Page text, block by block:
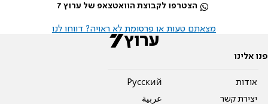
הצטרפו לקבוצת הוואטצאפ של ערוץ 7
מצאתם טעות או פרסומת לא ראויה? דווחו לנו
פנו אלינו
אודות
יצירת קשר
Pусский
عربية